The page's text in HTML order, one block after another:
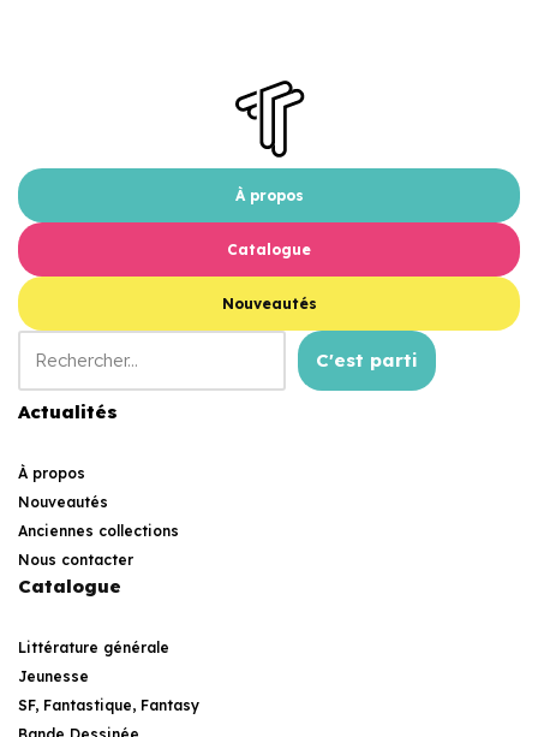
À propos
Catalogue
Nouveautés
C'est parti
Actualités
À propos
Nouveautés
Anciennes collections
Nous contacter
Catalogue
Littérature générale
Jeunesse
SF, Fantastique, Fantasy